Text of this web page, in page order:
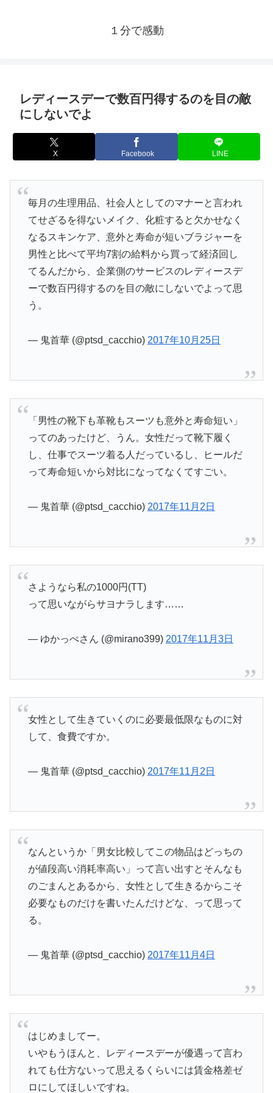
１分で感動
レディースデーで数百円得するのを目の敵
にしないでよ
X Facebook LINE
毎月の生理用品、社会人としてのマナーと言われ
てせざるを得ないメイク、化粧すると欠かせなく
なるスキンケア、意外と寿命が短いブラジャーを
男性と比べて平均7割の給料から買って経済回し
てるんだから、企業側のサービスのレディースデ
ーで数百円得するのを目の敵にしないでよって思
う。
— 鬼首華 (@ptsd_cacchio) 2017年10月25日
「男性の靴下も革靴もスーツも意外と寿命短い」
ってのあったけど、うん。女性だって靴下履く
し、仕事でスーツ着る人だっているし、ヒールだ
って寿命短いから対比になってなくてすごい。
— 鬼首華 (@ptsd_cacchio) 2017年11月2日
さようなら私の1000円(TT)
って思いながらサヨナラします……
— ゆかっぺさん (@mirano399) 2017年11月3日
女性として生きていくのに必要最低限なものに対
して、食費ですか。
— 鬼首華 (@ptsd_cacchio) 2017年11月2日
なんというか「男女比較してこの物品はどっちの
が値段高い消耗率高い」って言い出すとそんなも
のごまんとあるから、女性として生きるからこそ
必要なものだけを書いたんだけどな、って思って
る。
— 鬼首華 (@ptsd_cacchio) 2017年11月4日
はじめましてー。
いやもうほんと、レディースデーが優遇って言わ
れても仕方ないって思えるくらいには賃金格差ゼ
ロにしてほしいですね。